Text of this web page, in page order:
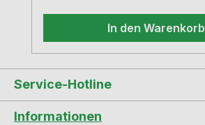
In den Warenkorb
Service-Hotline
Informationen